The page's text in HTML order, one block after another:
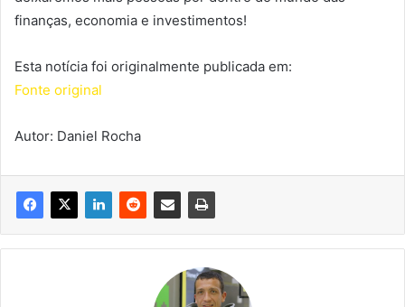
finanças, economia e investimentos!
Esta notícia foi originalmente publicada em:
Fonte original
Autor: Daniel Rocha